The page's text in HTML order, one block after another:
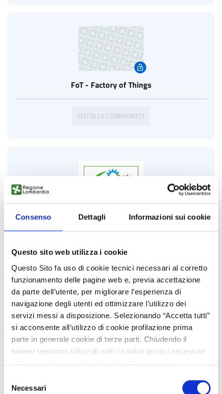
Consenso Dettagli Informazioni sui cookie
Questo sito web utilizza i cookie
Questo Sito fa uso di cookie tecnici necessari al corretto
funzionamento delle pagine web e, previa accettazione
da parte dell’utente, per migliorare l’esperienza di
navigazione degli utenti ed ottimizzare l’utilizzo dei
servizi messi a disposizione. Selezionando “Accetta tutti”
si acconsente all’utilizzo di cookie profilazione prima
parte in generale cookie di terze parti. Chiudendo il
banner verranno utilizzati solo i cookie tecnici necessari
alla navigazione e alcune funzionalità aggiuntive
Per conoscere i dettagli, consulta la nostra cookie policy.
delNecessari
FoT - Factory of Things
VISITA LA COMMUNITY
OPEN RESET - Ricerca e Sviluppo nel Tessile del Futuro
Sostenibile
Brevettazione e trasferimento tecnologico